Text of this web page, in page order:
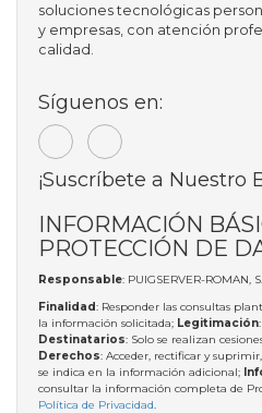
soluciones tecnológicas
y empresas, con atención
calidad.
Síguenos en:
¡Suscríbete a Nuestro
INFORMACIÓN
PROTECCIÓN DE
Responsable: PUIGSERVER-ROMAN,
Finalidad: Responder las consultas
la información solicitada; Legitimación
Destinatarios: Solo se realizan
Derechos: Acceder, rectificar y
se indica en la información adicional;
consultar la información completa de
Política de Privacidad.